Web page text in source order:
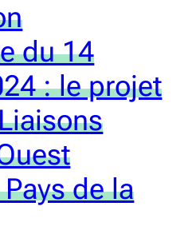
du 14
: le projet
de la